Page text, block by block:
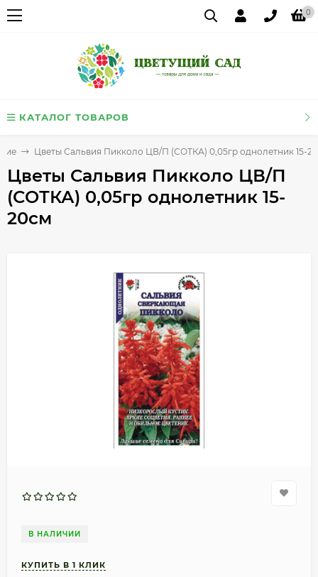
0
КАТАЛОГ ТОВАРОВ
Цветы Сальвия Пикколо ЦВ/П (СОТКА) 0,05гр однолетник 15-
Цветы Сальвия Пикколо ЦВ/П
(СОТКА) 0,05гр однолетник 15-
20см
В НАЛИЧИИ